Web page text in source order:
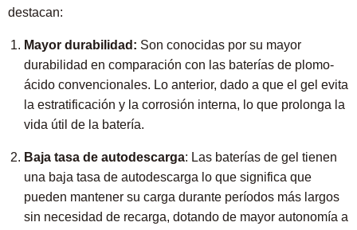
destacan:
Mayor durabilidad: Son conocidas por su mayor
durabilidad en comparación con las baterías de plomo-
ácido convencionales. Lo anterior, dado a que el gel evita
la estratificación y la corrosión interna, lo que prolonga la
vida útil de la batería.
Baja tasa de autodescarga: Las baterías de gel tienen
una baja tasa de autodescarga lo que significa que
pueden mantener su carga durante períodos más largos
sin necesidad de recarga, dotando de mayor autonomía a